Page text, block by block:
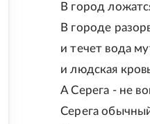
В город
В городе
и течет вода
и людская
А Серега - не
Серега